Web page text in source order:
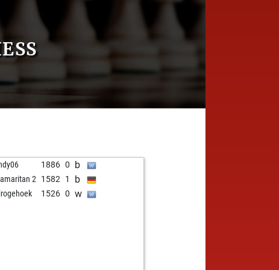
1886 0 b
2 1582 1 b
1526 0 w